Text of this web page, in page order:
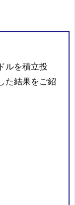
ルを積立投
た結果をご紹